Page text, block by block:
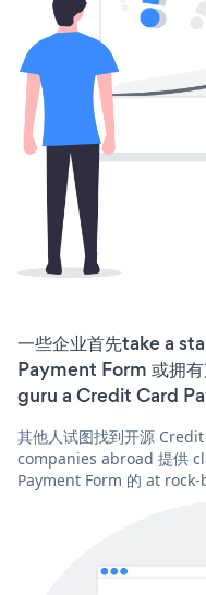
一些企业首先take a
Payment Form 或拥
guru a Credit Card
其他人试图找到开源
companies abroad 提供
Payment Form 的 at rock-